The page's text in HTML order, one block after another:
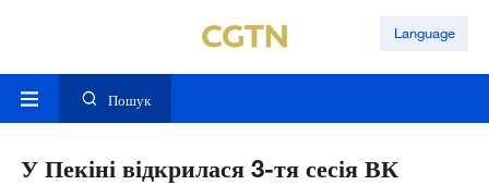
Language
Пошук
У Пекіні відкрилася 3-тя сесія ВК